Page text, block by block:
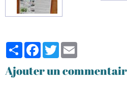
PartagerFacebook
Twitter
Ajouter un